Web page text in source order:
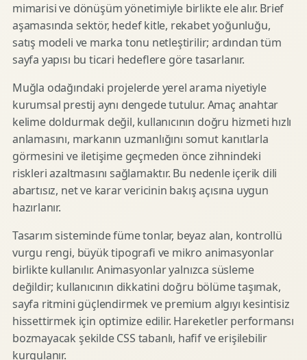
mimarisi ve dönüşüm yönetimiyle birlikte ele alır. Brief
aşamasında sektör, hedef kitle, rekabet yoğunluğu,
satış modeli ve marka tonu netleştirilir; ardından tüm
sayfa yapısı bu ticari hedeflere göre tasarlanır.
Muğla odağındaki projelerde yerel arama niyetiyle
kurumsal prestij aynı dengede tutulur. Amaç anahtar
kelime doldurmak değil, kullanıcının doğru hizmeti hızlı
anlamasını, markanın uzmanlığını somut kanıtlarla
görmesini ve iletişime geçmeden önce zihnindeki
riskleri azaltmasını sağlamaktır. Bu nedenle içerik dili
abartısız, net ve karar vericinin bakış açısına uygun
hazırlanır.
Tasarım sisteminde füme tonlar, beyaz alan, kontrollü
vurgu rengi, büyük tipografi ve mikro animasyonlar
birlikte kullanılır. Animasyonlar yalnızca süsleme
değildir; kullanıcının dikkatini doğru bölüme taşımak,
sayfa ritmini güçlendirmek ve premium algıyı kesintisiz
hissettirmek için optimize edilir. Hareketler performansı
bozmayacak şekilde CSS tabanlı, hafif ve erişilebilir
kurgulanır.